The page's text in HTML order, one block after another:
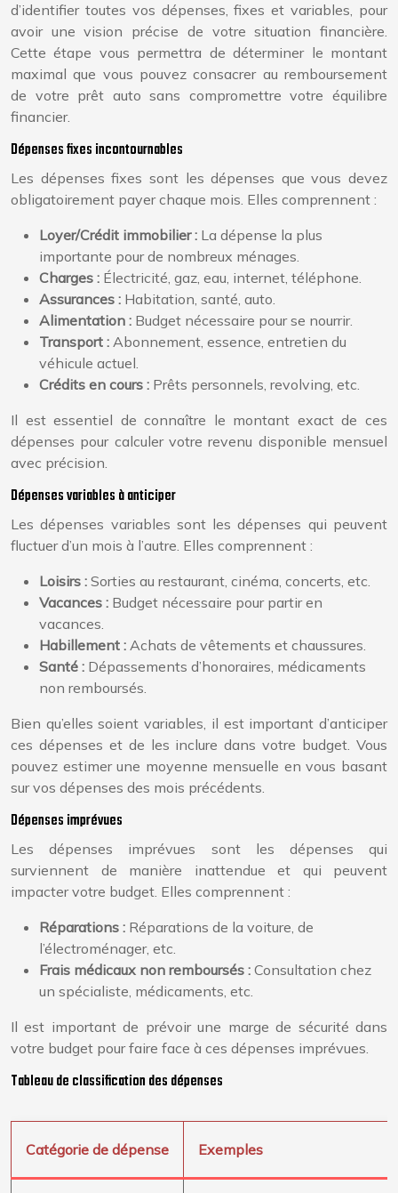
d’identifier toutes vos dépenses, fixes et variables, pour
avoir une vision précise de votre situation financière.
Cette étape vous permettra de déterminer le montant
maximal que vous pouvez consacrer au remboursement
de votre prêt auto sans compromettre votre équilibre
financier.
Dépenses fixes incontournables
Les dépenses fixes sont les dépenses que vous devez
obligatoirement payer chaque mois. Elles comprennent :
Loyer/Crédit immobilier : La dépense la plus
importante pour de nombreux ménages.
Charges : Électricité, gaz, eau, internet, téléphone.
Assurances : Habitation, santé, auto.
Alimentation : Budget nécessaire pour se nourrir.
Transport : Abonnement, essence, entretien du
véhicule actuel.
Crédits en cours : Prêts personnels, revolving, etc.
Il est essentiel de connaître le montant exact de ces
dépenses pour calculer votre revenu disponible mensuel
avec précision.
Dépenses variables à anticiper
Les dépenses variables sont les dépenses qui peuvent
fluctuer d’un mois à l’autre. Elles comprennent :
Loisirs : Sorties au restaurant, cinéma, concerts, etc.
Vacances : Budget nécessaire pour partir en
vacances.
Habillement : Achats de vêtements et chaussures.
Santé : Dépassements d’honoraires, médicaments
non remboursés.
Bien qu’elles soient variables, il est important d’anticiper
ces dépenses et de les inclure dans votre budget. Vous
pouvez estimer une moyenne mensuelle en vous basant
sur vos dépenses des mois précédents.
Dépenses imprévues
Les dépenses imprévues sont les dépenses qui
surviennent de manière inattendue et qui peuvent
impacter votre budget. Elles comprennent :
Réparations : Réparations de la voiture, de
l’électroménager, etc.
Frais médicaux non remboursés : Consultation chez
un spécialiste, médicaments, etc.
Il est important de prévoir une marge de sécurité dans
votre budget pour faire face à ces dépenses imprévues.
Tableau de classification des dépenses
Catégorie de dépense Exemples